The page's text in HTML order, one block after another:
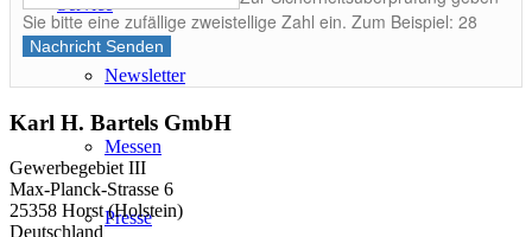
Newsletter
Messen
Presse
Sie bitte eine zufällige zweistellige Zahl ein. Zum Beispiel: 28
Nachricht Senden
Karl H. Bartels GmbH
Gewerbegebiet III
Max-Planck-Strasse 6
25358 Horst (Holstein)
Deutschland